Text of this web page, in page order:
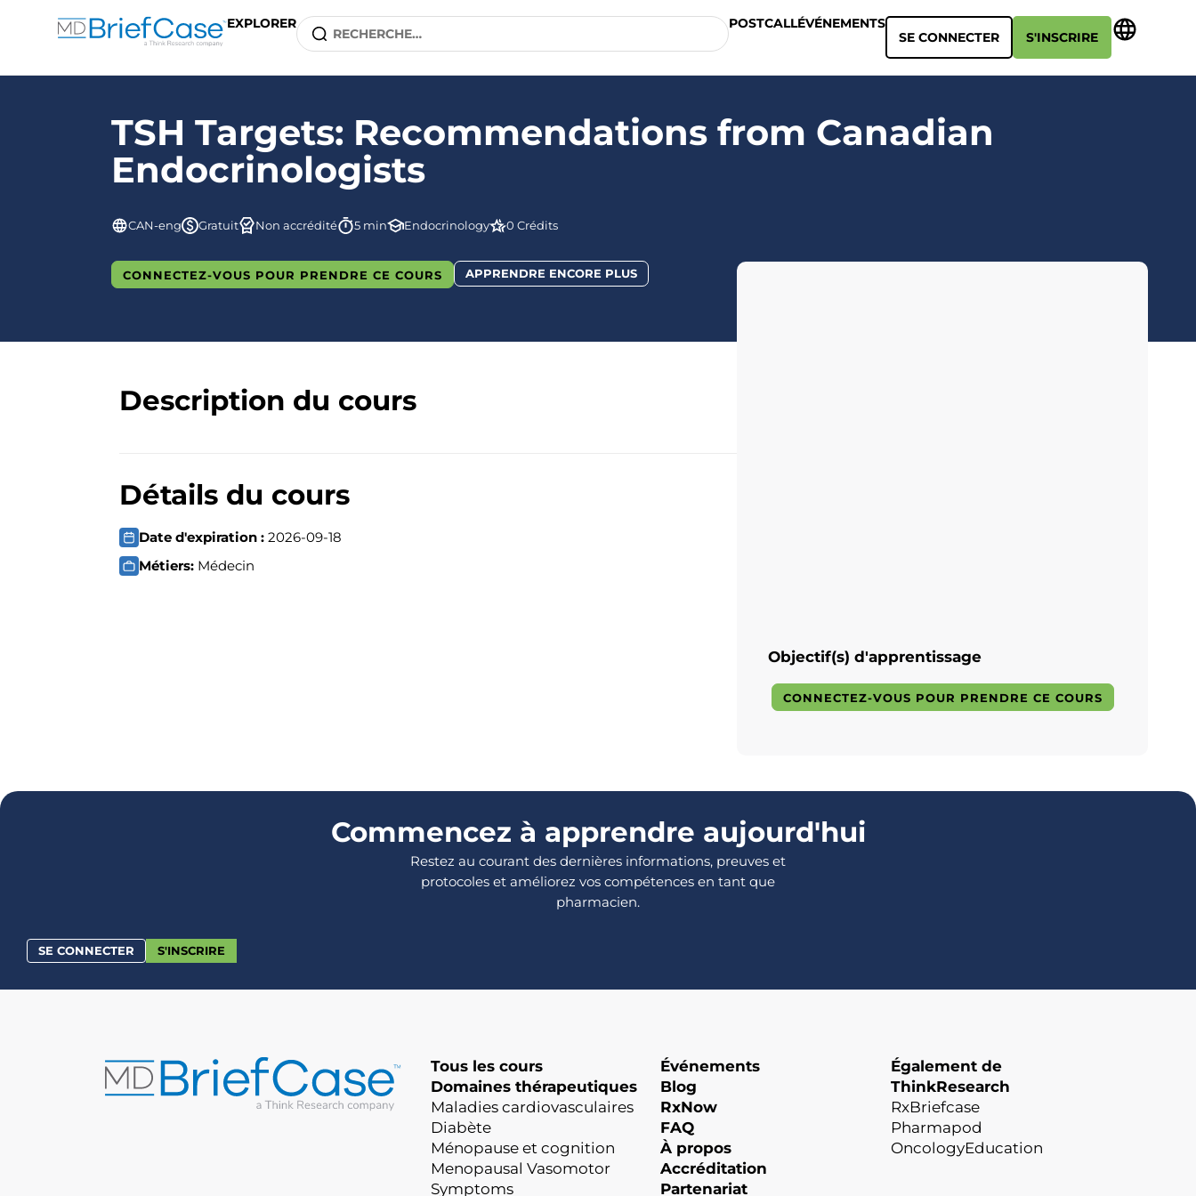
EXPLORER POSTCALLÉVÉNEMENTS
SE CONNECTER
S'INSCRIRE
TSH Targets: Recommendations from Canadian
Endocrinologists
CAN-eng Gratuit Non accrédité 5 min Endocrinology 0 Crédits
CONNECTEZ-VOUS POUR PRENDRE CE COURS APPRENDRE ENCORE PLUS
Description du cours
Détails du cours
Date d'expiration :2026-09-18
Métiers: Médecin
Objectif(s) d'apprentissage
CONNECTEZ-VOUS POUR PRENDRE CE COURS
Commencez à apprendre aujourd'hui
Restez au courant des dernières informations, preuves et
protocoles et améliorez vos compétences en tant que
pharmacien.
SE CONNECTER S'INSCRIRE
Tous les cours
Domaines thérapeutiques
Maladies cardiovasculaires
Diabète
Ménopause et cognition
Menopausal Vasomotor
Symptoms
Événements
Blog
RxNow
FAQ
À propos
Accréditation
Partenariat
Également de
ThinkResearch
RxBriefcase
Pharmapod
OncologyEducation